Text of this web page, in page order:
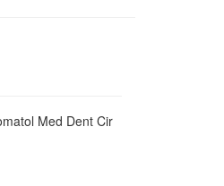
Med Dent Cir